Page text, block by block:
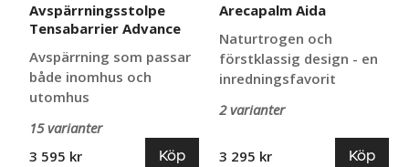
Avspärrningsstolpe
Tensabarrier Advance
Avspärrning som passar
både inomhus och
utomhus
15 varianter
3 595 kr
Köp
Arecapalm Aida
Naturtrogen och
förstklassig design - en
inredningsfavorit
2 varianter
3 295 kr Köp